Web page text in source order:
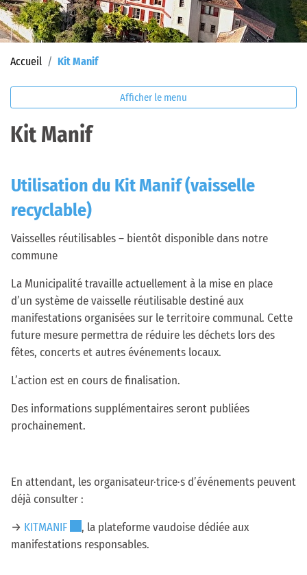
Accueil Kit Manif(sélectionné)
Afficher le menu
Kit Manif
Utilisation du Kit Manif (vaisselle
recyclable)
Vaisselles réutilisables – bientôt disponible dans notre
commune
La Municipalité travaille actuellement à la mise en place
d’un système de vaisselle réutilisable destiné aux
manifestations organisées sur le territoire communal. Cette
future mesure permettra de réduire les déchets lors des
fêtes, concerts et autres événements locaux.
L’action est en cours de finalisation.
Des informations supplémentaires seront publiées
prochainement.
En attendant, les organisateur·trice·s d’événements peuvent
déjà consulter :
→ KITMANIFCe lien externe va ouvrir une nouvelle fenêtre.
, la plateforme vaudoise dédiée aux
manifestations responsables.